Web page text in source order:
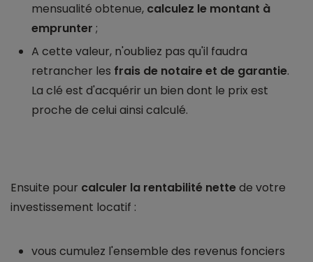
mensualité obtenue, calculez le montant à
emprunter ;
A cette valeur, n'oubliez pas qu'il faudra
retrancher les frais de notaire et de garantie.
La clé est d'acquérir un bien dont le prix est
proche de celui ainsi calculé.
Ensuite pour calculer la rentabilité nettede votre
investissement locatif :
vous cumulez l'ensemble des revenus fonciers